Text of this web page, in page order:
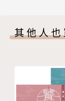
姻。她相信真
呢？此刻她
其他人